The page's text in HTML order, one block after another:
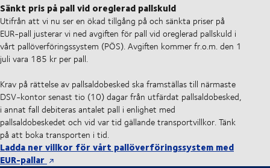
Sänkt pris på pall vid oreglerad pallskuld
Utifrån att vi nu ser en ökad tillgång på och sänkta priser på
EUR-pall justerar vi ned avgiften för pall vid oreglerad pallskuld i
vårt pallöverföringssystem (PÖS). Avgiften kommer fr.o.m. den 1
juli vara 185 kr per pall.
Krav på rättelse av pallsaldobesked ska framställas till närmaste
DSV-kontor senast tio (10) dagar från utfärdat pallsaldobesked,
i annat fall debiteras antalet pall i enlighet med
pallsaldobeskedet och vid var tid gällande transportvillkor. Tänk
på att boka transporten i tid.
Ladda ner villkor för vårt pallöverföringssystem med
EUR-pallar